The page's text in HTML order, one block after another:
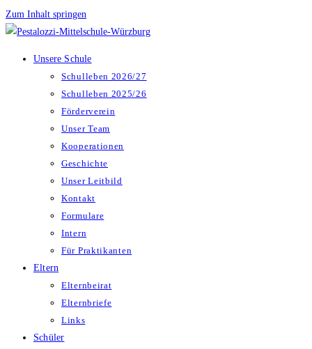
Zum Inhalt springen
Unsere Schule
Schulleben 2026/27
Schulleben 2025/26
Förderverein
Unser Team
Kooperationen
Geschichte
Unser Leitbild
Kontakt
Formulare
Intern
Für Praktikanten
Eltern
Elternbeirat
Elternbriefe
Links
Schüler